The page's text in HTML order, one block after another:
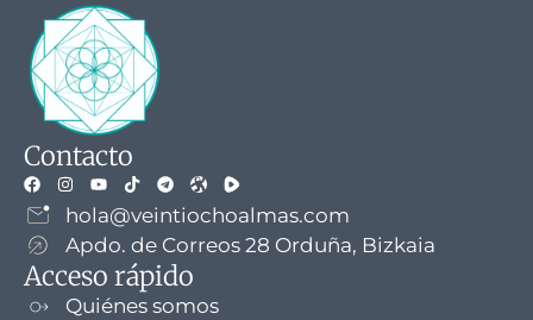
Contacto
hola@veintiochoalmas.com
Apdo. de Correos 28 Orduña, Bizkaia
Acceso rápido
Quiénes somos